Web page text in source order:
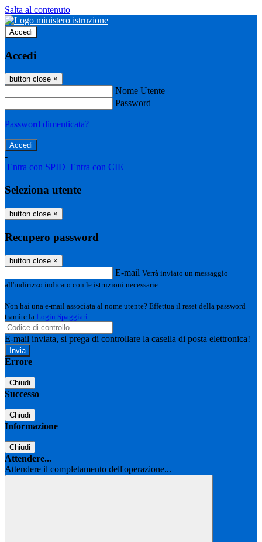
Salta al contenuto
Accedi
Accedi
button close ×
Nome Utente
Password
Password dimenticata?
-
Entra con SPID Entra con CIE
Seleziona utente
button close ×
Recupero password
button close ×
E-mail Verrà inviato un messaggio
all'indirizzo indicato con le istruzioni necessarie.
Non hai una e-mail associata al nome utente? Effettua il reset della password
tramite la Login Spaggiari
E-mail inviata, si prega di controllare la casella di posta elettronica!
Errore
Chiudi
Successo
Chiudi
Informazione
Chiudi
Attendere...
Attendere il completamento dell'operazione...